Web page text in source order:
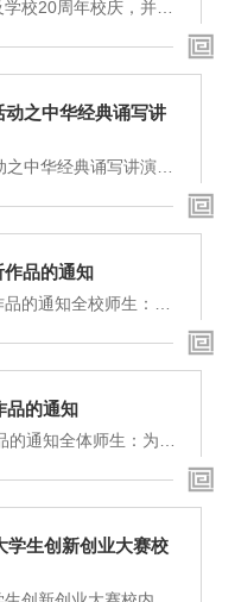
二、 “EJU”考试内容
校20周年校庆，并落
征集展示校园的自然之
画、视频、文字、
的十八大以来学校的
工和校友二、征集时
动内容征集反...
之中华经典诵写讲
中华经典诵写讲演活
神，贯彻中共中央办
优秀传统文化传承发
《中华经典诵写讲大
四届中华经典诵写讲
品的通知
的通知全校师生：为
展工程“十四五”重点
大强国有我新征程”主
现决定面向全校征集
关事项通知如下。
品的通知
通知全体师生：为深
围，践行简约适度、
机关事务管理局、四
助力实现碳达峰碳中
、活动主题绿色节能
学生创新创业大赛校